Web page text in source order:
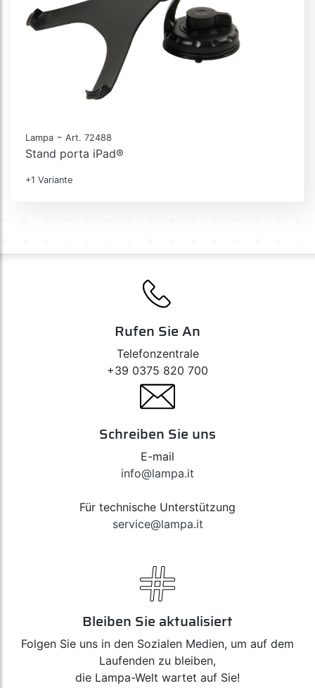
Lampa - Art. 72488
Stand porta iPad®
+1 Variante
Rufen Sie An
Telefonzentrale
+39 0375 820 700
Schreiben Sie uns
E-mail
info@lampa.it
Für technische Unterstützung
service@lampa.it
Bleiben Sie aktualisiert
Folgen Sie uns in den Sozialen Medien, um auf dem
Laufenden zu bleiben,
die Lampa-Welt wartet auf Sie!